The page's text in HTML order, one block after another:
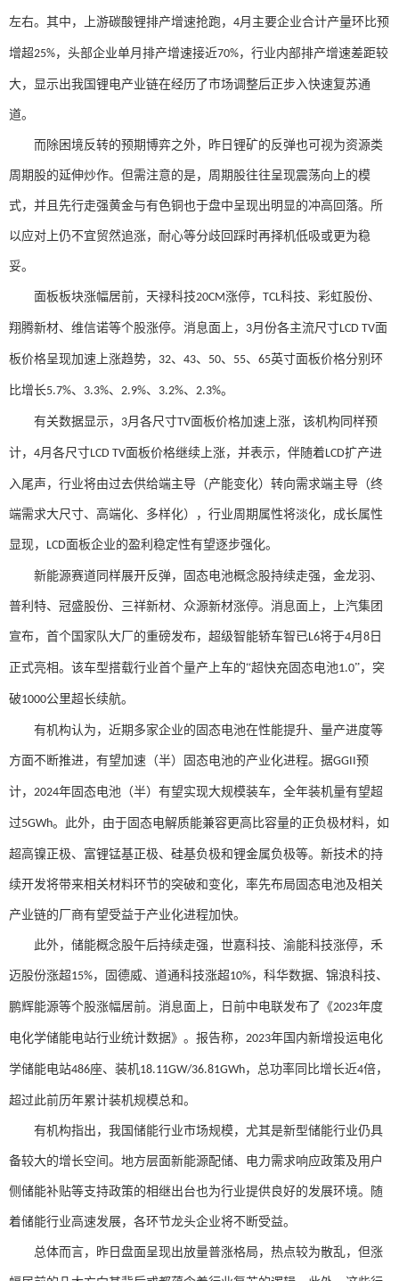
左右。其中，上游碳酸锂排产增速抢跑， 4月主要企业合计产量环比预
增超25%，头部企业单月排产增速接近70%，行业内部排产增速差距较
大，显示出我国锂电产业链在经历了市场调整后正步入快速复苏通
道。
而除困境反转的预期博弈之外，昨日锂矿的反弹也可视为资源类
周期股的延伸炒作。但需注意的是，周期股往往呈现震荡向上的模
式，并且先行走强黄金与有色铜也于盘中呈现出明显的冲高回落。所
以应对上仍不宜贸然追涨，耐心等分歧回踩时再择机低吸或更为稳
妥。
面板板块涨幅居前，天禄科技20CM涨停， TCL科技、彩虹股份、
翔腾新材、维信诺等个股涨停。消息面上， 3月份各主流尺寸LCD TV面
板价格呈现加速上涨趋势， 32、 43、 50、 55、 65英寸面板价格分别环
比增长5.7%、 3.3%、 2.9%、 3.2%、 2.3%。
有关数据显示， 3月各尺寸TV面板价格加速上涨，该机构同样预
计， 4月各尺寸LCD TV面板价格继续上涨，并表示，伴随着LCD扩产进
入尾声，行业将由过去供给端主导（产能变化）转向需求端主导（终
端需求大尺寸、高端化、多样化），行业周期属性将淡化，成长属性
显现， LCD面板企业的盈利稳定性有望逐步强化。
新能源赛道同样展开反弹，固态电池概念股持续走强，金龙羽、
普利特、冠盛股份、三祥新材、众源新材涨停。消息面上，上汽集团
宣布，首个国家队大厂的重磅发布，超级智能轿车智已L6将于4月 8 日
正式亮相。该车型搭载行业首个量产上车的“超快充固态电池1.0”，突
破1000公里超长续航。
有机构认为，近期多家企业的固态电池在性能提升、量产进度等
方面不断推进，有望加速（半）固态电池的产业化进程。据GGII预
计， 2024年固态电池（半）有望实现大规模装车，全年装机量有望超
过5GWh。此外，由于固态电解质能兼容更高比容量的正负极材料，如
超高镍正极、富锂锰基正极、硅基负极和锂金属负极等。新技术的持
续开发将带来相关材料环节的突破和变化，率先布局固态电池及相关
产业链的厂商有望受益于产业化进程加快。
此外，储能概念股午后持续走强，世嘉科技、渝能科技涨停，禾
迈股份涨超15%，固德威、道通科技涨超10%，科华数据、锦浪科技、
鹏辉能源等个股涨幅居前。消息面上，日前中电联发布了《2023年度
电化学储能电站行业统计数据》。报告称， 2023年国内新增投运电化
学储能电站486座、装机18.11GW/36.81GWh，总功率同比增长近4倍，
超过此前历年累计装机规模总和。
有机构指出，我国储能行业市场规模，尤其是新型储能行业仍具
备较大的增长空间。地方层面新能源配储、电力需求响应政策及用户
侧储能补贴等支持政策的相继出台也为行业提供良好的发展环境。随
着储能行业高速发展，各环节龙头企业将不断受益。
总体而言，昨日盘面呈现出放量普涨格局，热点较为散乱，但涨